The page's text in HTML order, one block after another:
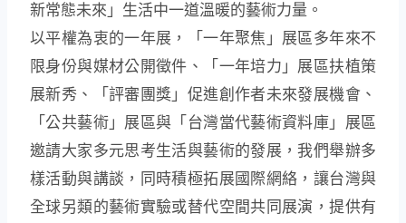
新常態未來」生活中一道溫暖的藝術力量。
以平權為衷的一年展，「一年聚焦」展區多年來不
限身份與媒材公開徵件、「一年培力」展區扶植策
展新秀、「評審團獎」促進創作者未來發展機會、
「公共藝術」展區與「台灣當代藝術資料庫」展區
邀請大家多元思考生活與藝術的發展，我們舉辦多
樣活動與講談，同時積極拓展國際網絡，讓台灣與
全球另類的藝術實驗或替代空間共同展演，提供有